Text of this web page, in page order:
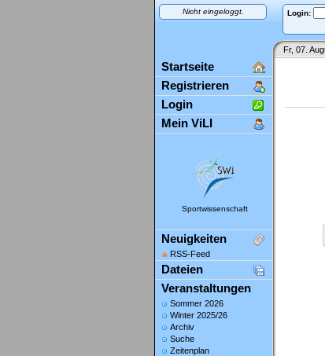
Nicht eingeloggt. Login:
Fr, 07.
Startseite
Registrieren
Login
Mein ViLI
Sportwissenschaft
Neuigkeiten
RSS-Feed
Dateien
Veranstaltungen
Sommer 2026
Winter 2025/26
Archiv
Suche
Zeitenplan